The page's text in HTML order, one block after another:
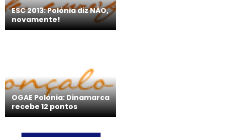
ESC 2013: Polónia diz NÃO,
novamente!
OGAE Polónia: Dinamarca
recebe 12 pontos